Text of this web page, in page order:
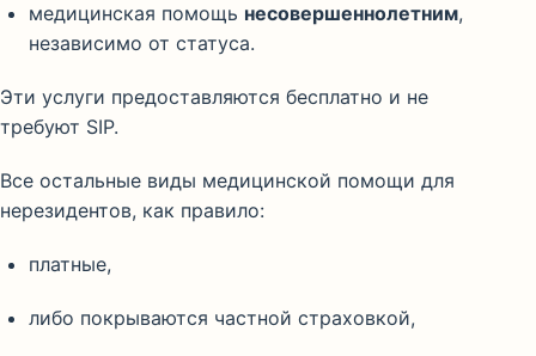
медицинская помощь несовершеннолетним,
независимо от статуса.
Эти услуги предоставляются бесплатно и не
требуют SIP.
Все остальные виды медицинской помощи для
нерезидентов, как правило:
платные,
либо покрываются частной страховкой,